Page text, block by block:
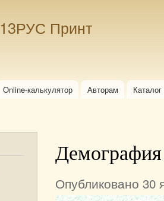
13РУС Принт
Online-калькулятор Авторам
Демография
Опубликовано 30